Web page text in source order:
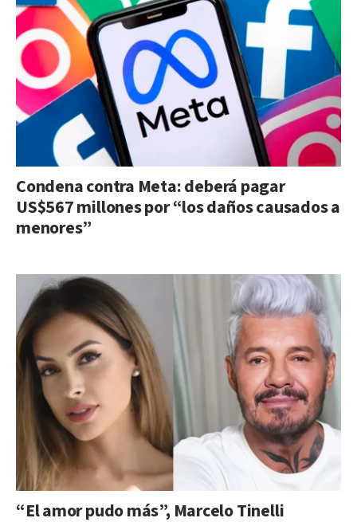
Condena contra Meta: deberá pagar
US$567 millones por “los daños causados a
menores”
“El amor pudo más”, Marcelo Tinelli